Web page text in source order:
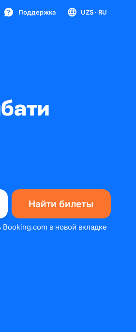
Поддержка UZS · RU
Найти билеты
Booking.com в новой вкладке